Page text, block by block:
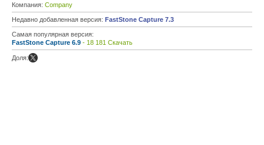
Компания: Company
Недавно добавленная версия: FastStone Capture 7.3
Самая популярная версия:
FastStone Capture 6.9 - 18 181 Скачать
Доля: